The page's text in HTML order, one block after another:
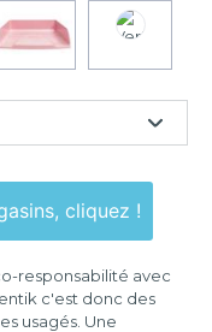
Pour vérifier le stock en magasins, cliquez !
responsabilité avec
c'est donc des
usagés. Une